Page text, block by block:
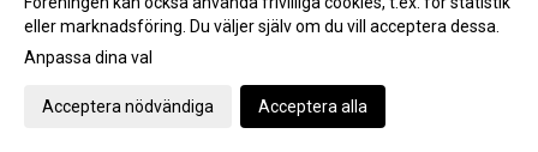
Vimmerby Sparbank och Vimmerby IF arrangerar återigen
2018-03-08 23:11
Bra fart och 3 matcher i helgen!
Årsmötet avslutat
eller marknadsföring. Du väljer själv om du vill acceptera dessa.
Anpassa dina val
Acceptera nödvändiga Acceptera alla